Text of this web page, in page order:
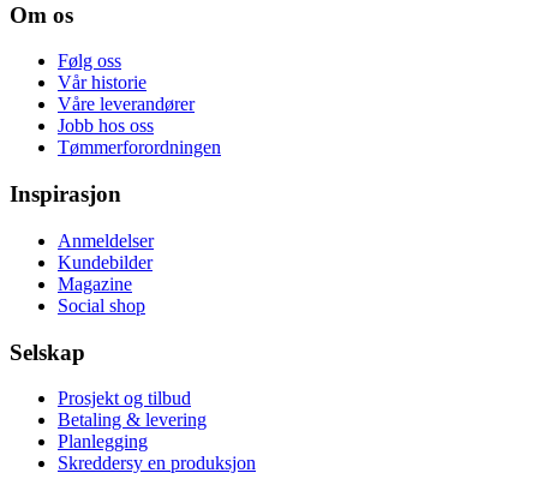
Om os
Følg oss
Vår historie
Våre leverandører
Jobb hos oss
Tømmerforordningen
Inspirasjon
Anmeldelser
Kundebilder
Magazine
Social shop
Selskap
Prosjekt og tilbud
Betaling & levering
Planlegging
Skreddersy en produksjon